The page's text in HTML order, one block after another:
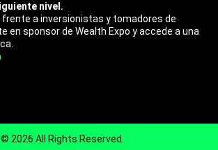
nivel.
a inversionistas y tomadores de
en sponsor de Wealth Expo y accede a una
© 2026 All Rights Reserved.